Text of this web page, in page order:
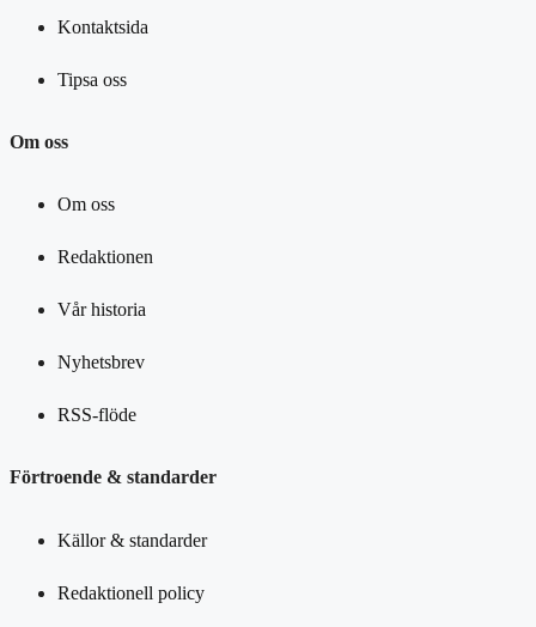
Kontaktsida
Tipsa oss
Om oss
Om oss
Redaktionen
Vår historia
Nyhetsbrev
RSS-flöde
Förtroende & standarder
Källor & standarder
Redaktionell policy